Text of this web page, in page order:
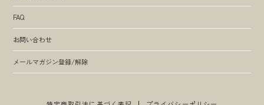
FAQ
お問い合わせ
メールマガジン登録/解除